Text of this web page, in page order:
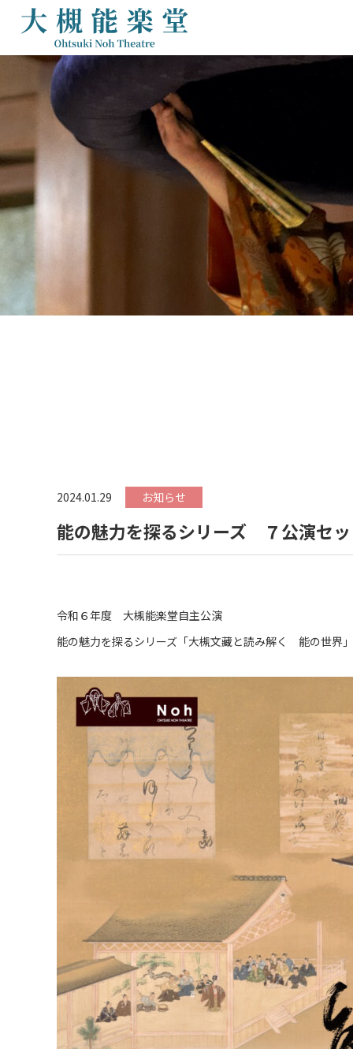
2024.01.29 お知らせ
能の魅力を探るシリーズ ７公演セ
令和６年度 大槻能楽堂自主公演
能の魅力を探るシリーズ「大槻文藏と読み解く 能の世界」